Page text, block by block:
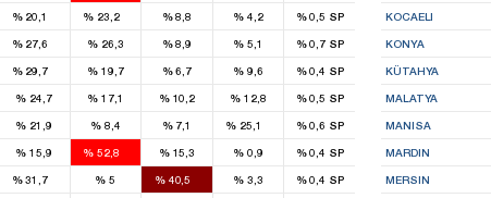
%20,1 % 23,2 %8,8 % 4,2 %0,5 SP
%27,6 % 26,3 %8,9 % 5,1 %0,7 SP
%29,7 % 19,7 %6,7 % 9,6 %0,4 SP
% 24,7 % 17,1 %10,2 % 12,8 %0,5 SP
% 21,9 %8,4 %7,1 % 25,1
1
%0,6 SP
% 15,9 % 52,8 %15,3 % 0,9 %0,4 SP
%31,7 % 5 %40,5 % 3,3 %0,4 SP
KOCAELI
KONYA
KÜTAHYA
MALATYA
MANISA
MARDIN
MERSIN